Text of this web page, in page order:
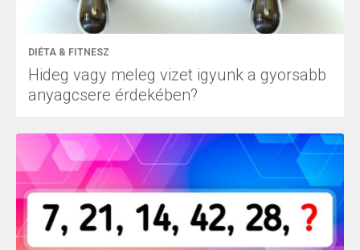
DIÉTA & FITNESZ
Hideg vagy meleg vizet igyunk a gyorsabb
anyagcsere érdekében?